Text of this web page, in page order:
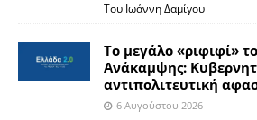
Του Ιωάννη Δαμίγου
Το μεγάλο «ριφιφί»
Ανάκαμψης:
αντιπολιτευτική
6 Αυγούστου 2026